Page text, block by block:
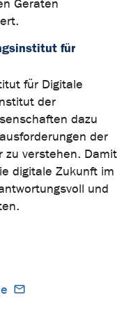
Geräten
für
für Digitale
der
dazu
der
zu verstehen. Damit
digitale Zukunft im
und